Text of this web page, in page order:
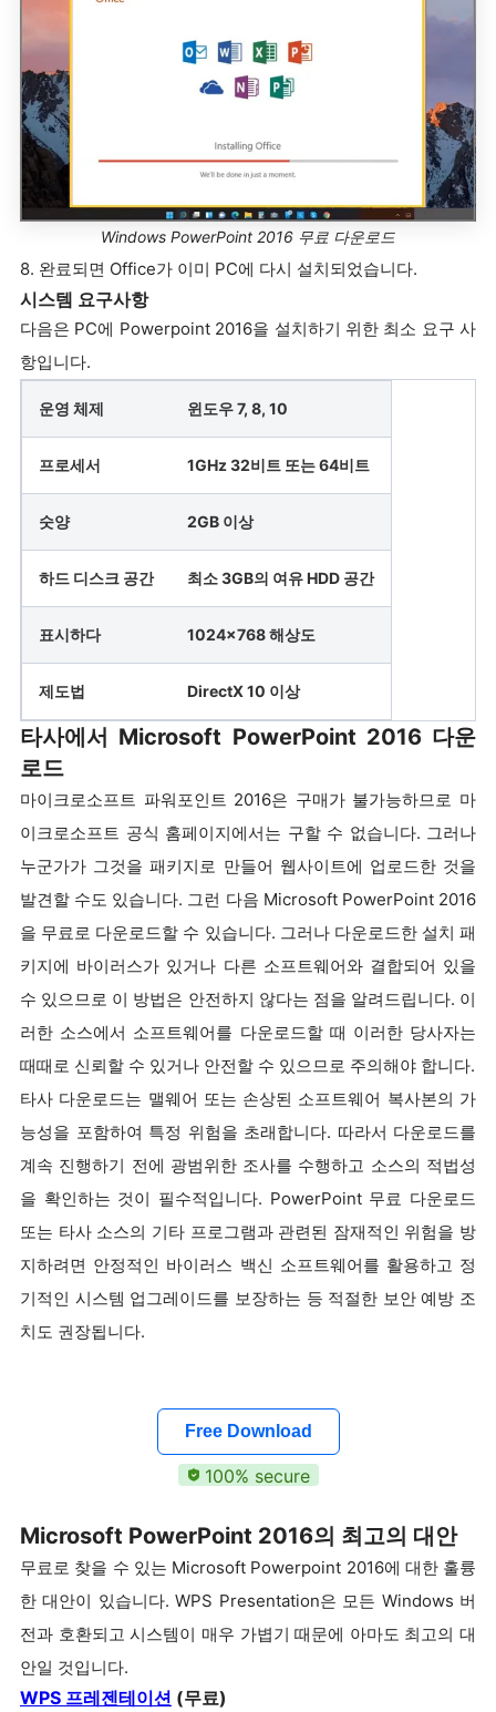
Windows PowerPoint 2016 무료 다운로드
8. 완료되면 Office가 이미 PC에 다시 설치되었습니다.
시스템 요구사항
다음은 PC에 Powerpoint 2016을 설치하기 위한 최소 요구 사
항입니다.
운영 체제 윈도우 7, 8, 10
프로세서 1GHz 32비트 또는 64비트
숫양 2GB 이상
하드 디스크 공간 최소 3GB의 여유 HDD 공간
표시하다 1024x768 해상도
제도법 DirectX 10 이상
타사에서 Microsoft PowerPoint 2016 다운
로드
마이크로소프트 파워포인트 2016은 구매가 불가능하므로 마
이크로소프트 공식 홈페이지에서는 구할 수 없습니다. 그러나
누군가가 그것을 패키지로 만들어 웹사이트에 업로드한 것을
발견할 수도 있습니다. 그런 다음 Microsoft PowerPoint 2016
을 무료로 다운로드할 수 있습니다. 그러나 다운로드한 설치 패
키지에 바이러스가 있거나 다른 소프트웨어와 결합되어 있을
수 있으므로 이 방법은 안전하지 않다는 점을 알려드립니다. 이
러한 소스에서 소프트웨어를 다운로드할 때 이러한 당사자는
때때로 신뢰할 수 있거나 안전할 수 있으므로 주의해야 합니다.
타사 다운로드는 맬웨어 또는 손상된 소프트웨어 복사본의 가
능성을 포함하여 특정 위험을 초래합니다. 따라서 다운로드를
계속 진행하기 전에 광범위한 조사를 수행하고 소스의 적법성
을 확인하는 것이 필수적입니다. PowerPoint 무료 다운로드
또는 타사 소스의 기타 프로그램과 관련된 잠재적인 위험을 방
지하려면 안정적인 바이러스 백신 소프트웨어를 활용하고 정
기적인 시스템 업그레이드를 보장하는 등 적절한 보안 예방 조
치도 권장됩니다.
Free Download
100% secure
Microsoft PowerPoint 2016의 최고의 대안
무료로 찾을 수 있는 Microsoft Powerpoint 2016에 대한 훌륭
한 대안이 있습니다. WPS Presentation은 모든 Windows 버
전과 호환되고 시스템이 매우 가볍기 때문에 아마도 최고의 대
안일 것입니다.
WPS 프레젠테이션 (무료)